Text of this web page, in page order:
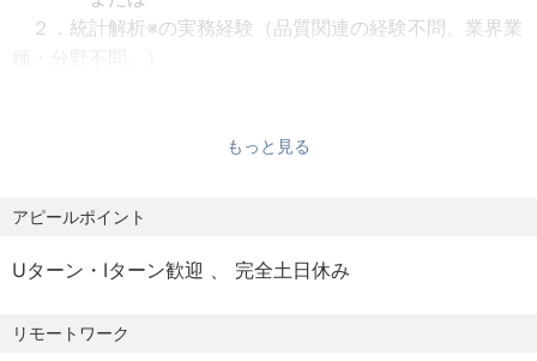
半導体は、極めて小さい人工の構造物であり、回路幅は
10nm（0.00001ｍｍ）以下、
お客様からの品質情報に対して、データ分析を駆使し、
＜具体的な業務内容＞
①顧客対応
ート作成、顧客報告）
・積立年休
・夏季休暇
・社員食堂完備
・引っ越し費用補助
２．統計解析※の実務経験（品質関連の経験不問。業界業
１．半導体、電子材料、化学、自動車業界の経験
３．FMEA、統計解析に関わる経験・知識
※ISO 9001（品質）、IATF 16949（自動車）、
もっと見る
アピールポイント
Uターン・Iターン歓迎 完全土日休み
リモートワーク